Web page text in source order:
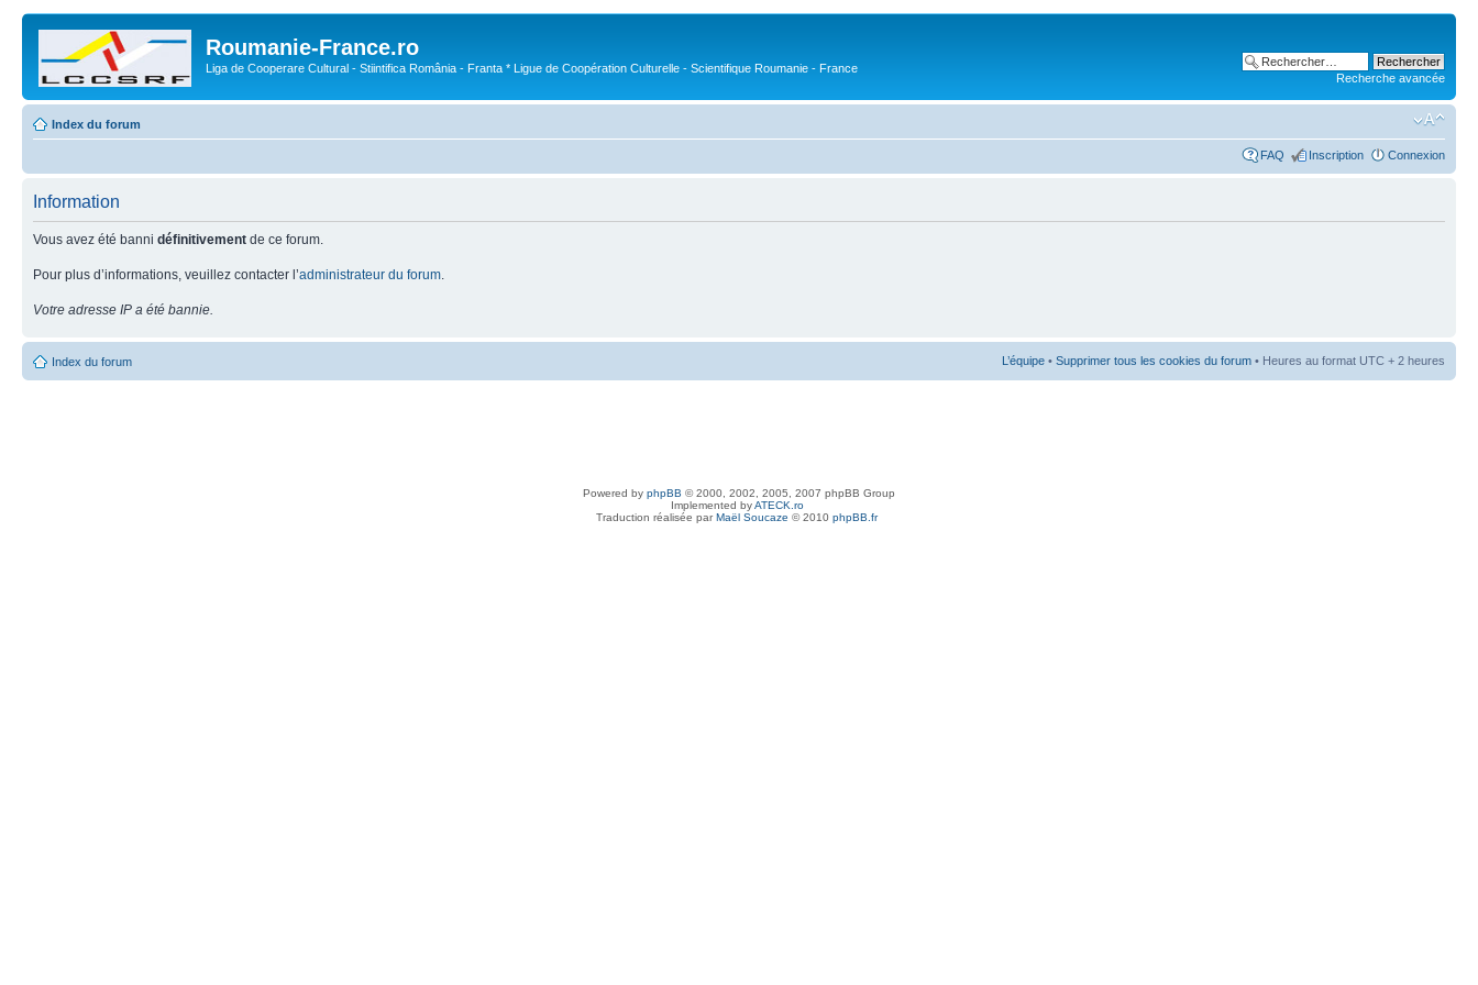
Roumanie-France.ro
Liga de Cooperare Cultural - Stiintifica România - Franta * Ligue de Coopération Culturelle - Scientifique Roumanie - France
Recherche avancée
Index du forum
FAQ Inscription Connexion
Information
Vous avez été banni définitivement de ce forum.
Pour plus d’informations, veuillez contacter l’administrateur du forum
Votre adresse IP a été bannie.
Index du forum L’équipe • Supprimer tous les cookies du forum • Heures au format UTC + 2 heures
Powered by phpBB © 2000, 2002, 2005, 2007 phpBB Group
Implemented byATECK.ro
Traduction réalisée parMaël Soucaze © 2010 phpBB.fr